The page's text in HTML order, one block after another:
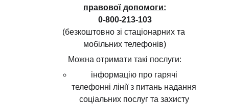
правової допомоги:
0-800-213-103
(безкоштовно зі стаціонарних та
мобільних телефонів)
Можна отримати такі послуги:
інформацію про гарячі
телефонні лінії з питань надання
соціальних послуг та захисту